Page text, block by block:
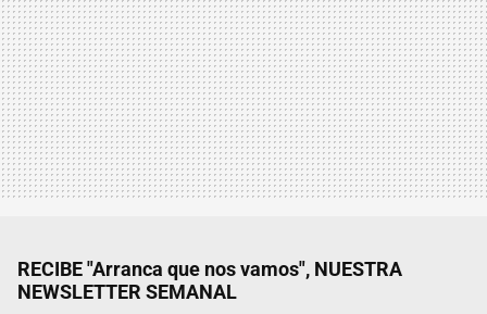
RECIBE "Arranca que nos vamos", NUESTRA
NEWSLETTER SEMANAL